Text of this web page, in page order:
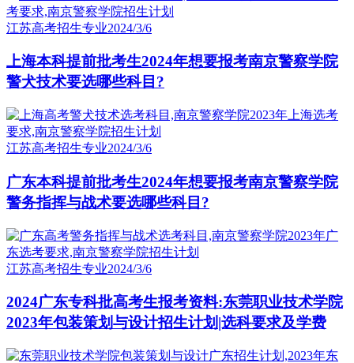
江苏高考招生专业2024/3/6
上海本科提前批考生2024年想要报考南京警察学院
警犬技术要选哪些科目?
江苏高考招生专业2024/3/6
广东本科提前批考生2024年想要报考南京警察学院
警务指挥与战术要选哪些科目?
江苏高考招生专业2024/3/6
2024广东专科批高考生报考资料:东莞职业技术学院
2023年包装策划与设计招生计划|选科要求及学费